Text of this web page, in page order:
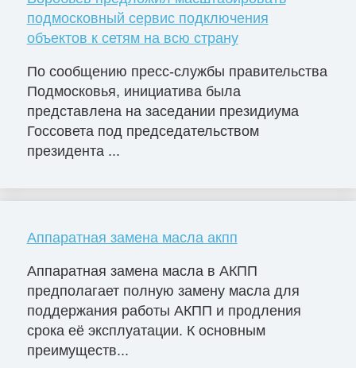
подмосковный сервис подключения
объектов к сетям на всю страну
По сообщению пресс-службы правительства
Подмосковья, инициатива была
представлена на заседании президиума
Госсовета под председательством
президента ...
Аппаратная замена масла акпп
Аппаратная замена масла в АКПП
предполагает полную замену масла для
поддержания работы АКПП и продления
срока её эксплуатации. К основным
преимуществ...